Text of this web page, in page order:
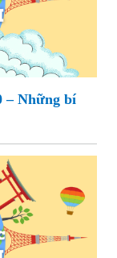
– Những bí